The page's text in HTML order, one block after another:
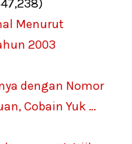
Menurut
2003
dengan Nomor
Cobain Yuk …